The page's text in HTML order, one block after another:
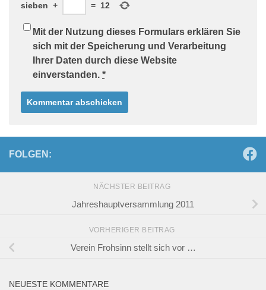
sieben + = 12
Mit der Nutzung dieses Formulars erklären Sie
sich mit der Speicherung und Verarbeitung
Ihrer Daten durch diese Website
einverstanden. *
FOLGEN:
NÄCHSTER BEITRAG
Jahreshauptversammlung 2011
VORHERIGER BEITRAG
Verein Frohsinn stellt sich vor …
NEUESTE KOMMENTARE